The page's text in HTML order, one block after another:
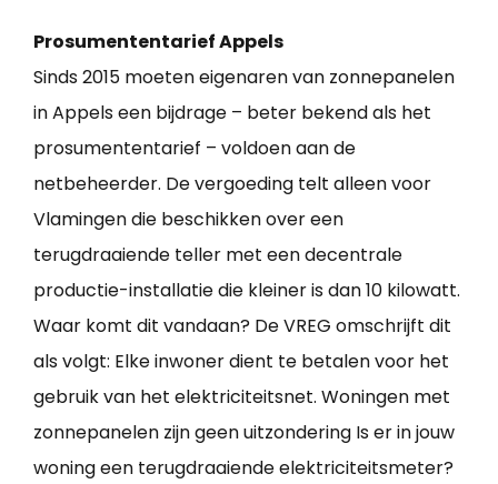
Prosumententarief Appels
Sinds 2015 moeten eigenaren van zonnepanelen
in Appels een bijdrage – beter bekend als het
prosumententarief – voldoen aan de
netbeheerder. De vergoeding telt alleen voor
Vlamingen die beschikken over een
terugdraaiende teller met een decentrale
productie-installatie die kleiner is dan 10 kilowatt.
Waar komt dit vandaan? De VREG omschrijft dit
als volgt: Elke inwoner dient te betalen voor het
gebruik van het elektriciteitsnet. Woningen met
zonnepanelen zijn geen uitzondering Is er in jouw
woning een terugdraaiende elektriciteitsmeter?